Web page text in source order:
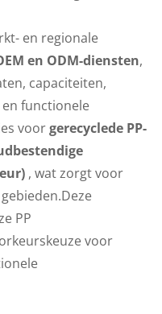
en regionale
en ODM-diensten,
capaciteiten,
functionele
voorgerecyclede PP-
, wat zorgt voor
PP
voor